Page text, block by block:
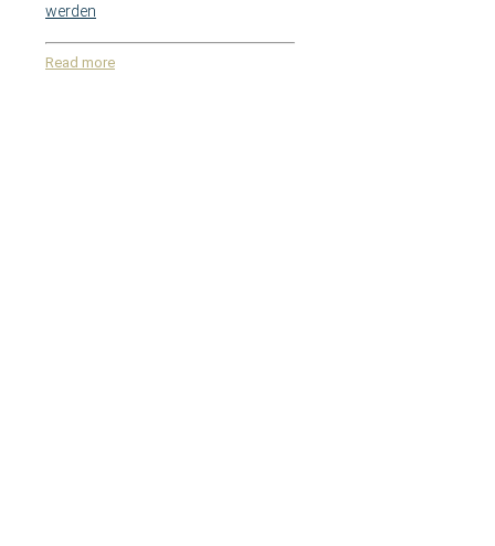
werden
Read more